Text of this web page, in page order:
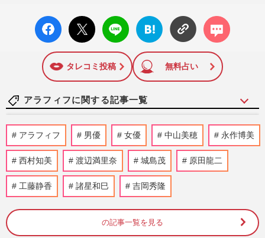
facebo
ok い
X ポス
ト
LINE
はてな
ブック
に追加
コメン
ト
タレコミ投稿 無料占い
アラフィフに関する記事一覧
【今秋のトレンドコーデ6選】人気スタイ
リスト・大沢早苗が指南「注目カラーは赤
と茶色」秋映えする“着こ…
週刊女性2025年10月7日・14日号
夏に急増の“尿もれ・頻尿”トラブルは「7
割の人が克服できる」医学部教授が教える
効果的な骨盤底筋トレー…
アラフィフ 男優 女優 中山美穂 永作博美
西村知美 渡辺満里奈 城島茂 原田龍二
工藤静香 諸星和巳 吉岡秀隆
の記事一覧を見る